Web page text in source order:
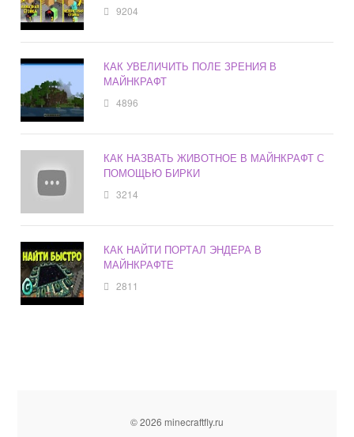
9204
КАК УВЕЛИЧИТЬ ПОЛЕ ЗРЕНИЯ В
МАЙНКРАФТ
4896
КАК НАЗВАТЬ ЖИВОТНОЕ В МАЙНКРАФТ С
ПОМОЩЬЮ БИРКИ
3214
КАК НАЙТИ ПОРТАЛ ЭНДЕРА В
МАЙНКРАФТЕ
2811
© 2026 minecraftfly.ru